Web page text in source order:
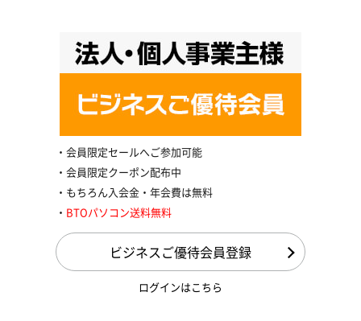
会員限定セールへご参加可能
会員限定クーポン配布中
もちろん入会金・年会費は無料
BTOパソコン送料無料
ビジネスご優待会員登録
ログインはこちら